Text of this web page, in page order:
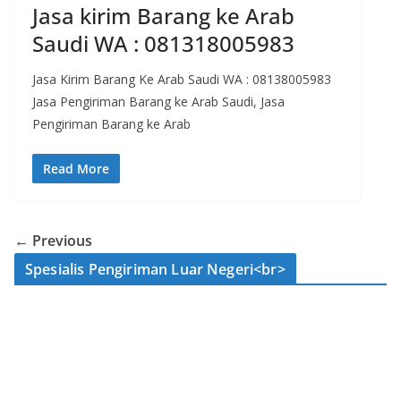
Jasa kirim Barang ke Arab
Saudi WA : 081318005983
Jasa Kirim Barang Ke Arab Saudi WA : 08138005983
Jasa Pengiriman Barang ke Arab Saudi, Jasa
Pengiriman Barang ke Arab
Read More
← Previous
Spesialis Pengiriman Luar Negeri<br>